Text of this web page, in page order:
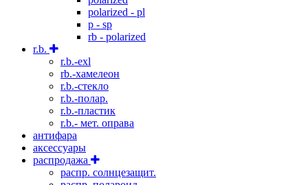
polarized - pl
p - sp
rb - polarized
r.b.
r.b.-exl
rb.-хамелеон
r.b.-стекло
r.b.-полар.
r.b.-пластик
r.b.- мет. оправа
антифара
аксессуары
распродажа
распр. солнцезащит.